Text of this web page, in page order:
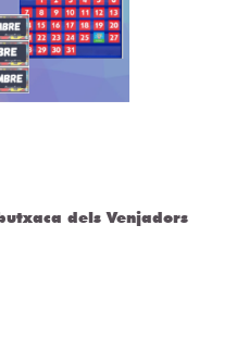
dels Venjadors